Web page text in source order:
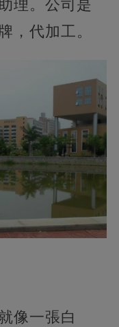
理。公司是
，代加工。
像一張白